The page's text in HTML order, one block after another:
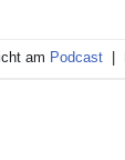
am Podcast